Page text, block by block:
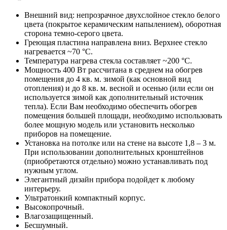
Внешний вид: непрозрачное двухслойное стекло белого
цвета (покрытое керамическим напылением), оборотная
сторона темно-серого цвета.
Греющая пластина направлена вниз. Верхнее стекло
нагревается ~70 °C.
Температура нагрева стекла составляет ~200 °C.
Мощность 400 Вт рассчитана в среднем на обогрев
помещения до 4 кв. м. зимой (как основной вид
отопления) и до 8 кв. м. весной и осенью (или если он
используется зимой как дополнительный источник
тепла). Если Вам необходимо обеспечить обогрев
помещения большей площади, необходимо использовать
более мощную модель или установить несколько
приборов на помещение.
Установка на потолке или на стене на высоте 1,8 – 3 м.
При использовании дополнительных кронштейнов
(приобретаются отдельно) можно устанавливать под
нужным углом.
Элегантный дизайн прибора подойдет к любому
интерьеру.
Ультратонкий компактный корпус.
Высокопрочный.
Влагозащищенный.
Бесшумный.